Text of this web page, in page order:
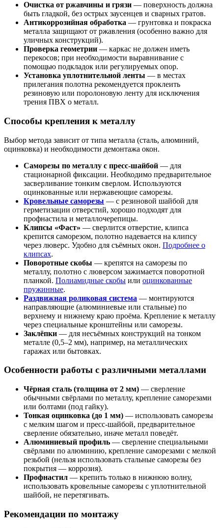
Очистка от ржавчины и грязи — поверхность должна
быть гладкой, без острых заусенцев и сварных гратов.
Антикоррозийная обработка — грунтовка и покраска
металла защищают от ржавления (особенно важно для
уличных конструкций).
Проверка геометрии — каркас не должен иметь
перекосов; при необходимости выравнивание с
помощью подкладок или регулируемых опор.
Установка уплотнительной ленты — в местах
прилегания полотна рекомендуется проклеить
резиновую или поролоновую ленту для исключения
трения ПВХ о металл.
Способы крепления к металлу
Выбор метода зависит от типа металла (сталь, алюминий,
оцинковка) и необходимости демонтажа окон.
Саморезы по металлу с пресс-шайбой — для
стационарной фиксации. Необходимо предварительное
засверливание тонким сверлом. Используются
оцинкованные или нержавеющие саморезы.
Кровельные саморезы — с резиновой шайбой для
герметизации отверстий, хорошо подходят для
профнастила и металлочерепицы.
Клипсы «Фаст» — сверлится отверстие, клипса
крепится саморезом, полотно надевается на клипсу
через люверс. Удобно для съёмных окон. Подробнее о
клипсах.
Поворотные скобы — крепятся на саморезы по
металлу, полотно с люверсом зажимается поворотной
планкой. Полиамидные скобы или оцинкованные
пружинные.
Раздвижная роликовая система — монтируются
направляющие (алюминиевые или стальные) по
верхнему и нижнему краю проёма. Крепление к металлу
через специальные кронштейны или саморезы.
Заклёпки — для несъёмных конструкций на тонком
металле (0,5–2 мм), например, на металлических
гаражах или бытовках.
Особенности работы с различными металлами
Чёрная сталь (толщина от 2 мм) — сверление
обычными свёрлами по металлу, крепление саморезами
или болтами (под гайку).
Тонкая оцинковка (до 1 мм) — использовать саморезы
с мелким шагом и пресс-шайбой, предварительное
сверление обязательно, иначе металл поведёт.
Алюминиевый профиль — сверление специальными
свёрлами по алюминию, крепление саморезами с мелкой
резьбой (нельзя использовать стальные саморезы без
покрытия — коррозия).
Профнастил — крепить только в нижнюю волну,
использовать кровельные саморезы с уплотнительной
шайбой, не перетягивать.
Рекомендации по монтажу